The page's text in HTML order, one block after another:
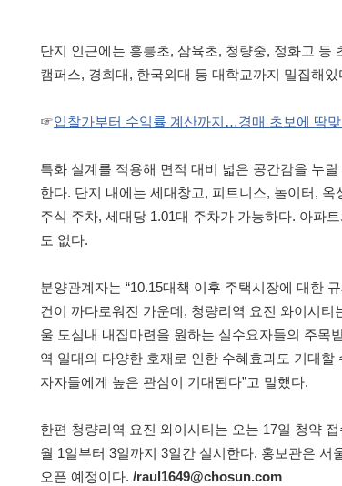
단지 인근에는 홍릉초, 삼육초, 청량중, 정화고 등
캠퍼스, 경희대, 한국외대 등 대학교까지 밀집해있
☞입찰가부터 수익률 계산까지…경매 초보에 딱
특화 설계를 적용해 면적 대비 넓은 공간감을 누
한다. 단지 내에는 세대창고, 피트니스, 놀이터,
주식 주차, 세대당 1.01대 주차가 가능하다. 아파
도 없다.
분양관계자는 “10.15대책 이후 주택시장에 대한
건이 까다로워진 가운데, 청량리역 요진 와이시
울 도심내 내집마련을 원하는 실수요자들의 주목
역 일대의 다양한 호재로 인한 수혜효과도 기대
자자들에게 높은 관심이 기대된다”고 말했다.
한편 청량리역 요진 와이시티는 오는 17일 청약
월 1일부터 3일까지 3일간 실시한다. 홍보관은 서
오픈 예정이다. /raul1649@chosun.com